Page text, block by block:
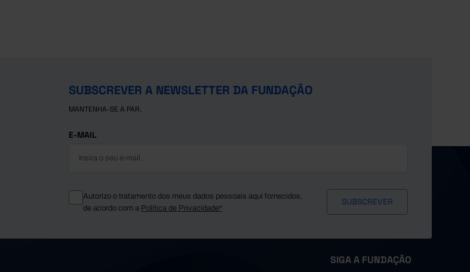
SUBSCREVER A NEWSLETTER DA FUNDAÇÃO
MANTENHA-SE A PAR.
E-MAIL
Autorizo o tratamento dos meus dados pessoais aqui fornecidos,
de acordo com a Política de Privacidade*
SIGA A FUNDAÇÃO